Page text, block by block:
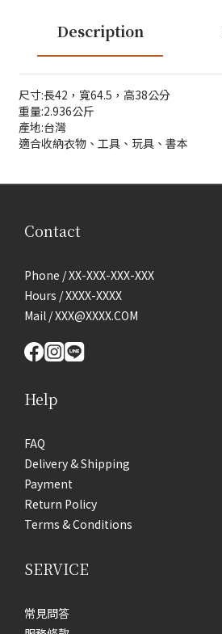
Description
尺寸:長42，寬64.5，高38公分
重量:2.936公斤
產地:台灣
適合收納衣物、工具、玩具、書本
Contact
Phone / XX-XXX-XXX-XXX
Hours / XXXX-XXXX
Mail / XXX@XXXX.COM
Help
FAQ
Delivery & Shipping
Payment
Return Policy
Terms & Conditions
SERVICE
常見問答